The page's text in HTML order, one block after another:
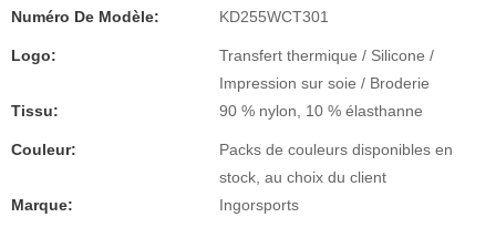
Numéro De Modèle:
KD255WCT301
Logo:
Transfert thermique / Silicone /
Impression sur soie / Broderie
Tissu:
90 % nylon, 10 % élasthanne
Couleur:
Packs de couleurs disponibles en
stock, au choix du client
Marque:
Ingorsports